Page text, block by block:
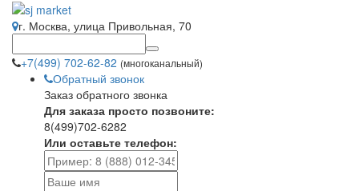
г. Москва, улица Привольная, 70
+7(499) 702-62-82 (многоканальный)
Обратный звонок
Заказ обратного звонка
Для заказа просто позвоните:
8(499)702-6282
Или оставьте телефон: